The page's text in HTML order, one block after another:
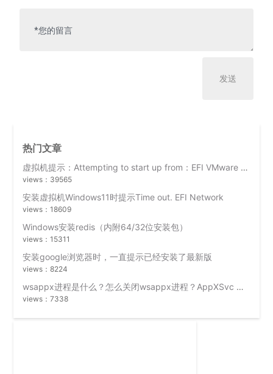
热门文章
虚拟机提示：Attempting to start up from：EFI VMware Virtual SCSI Hard Drive(0.0)
views：39565
安装虚拟机Windows11时提示Time out. EFI Network
views：18609
Windows安装redis（内附64/32位安装包）
views：15311
安装google浏览器时，一直提示已经安装了最新版
views：8224
wsappx进程是什么？怎么关闭wsappx进程？AppXSvc 无法禁用
views：7338